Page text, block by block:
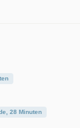
28 Minuten